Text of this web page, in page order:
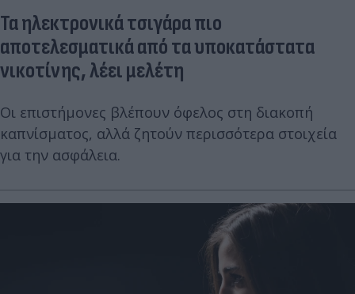
Τα ηλεκτρονικά τσιγάρα πιο
αποτελεσματικά από τα υποκατάστατα
νικοτίνης, λέει μελέτη
Οι επιστήμονες βλέπουν όφελος στη διακοπή
καπνίσματος, αλλά ζητούν περισσότερα στοιχεία
για την ασφάλεια.